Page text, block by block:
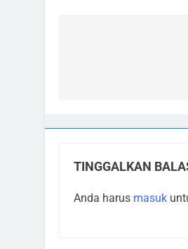
TINGGALKAN
Anda harus masuk